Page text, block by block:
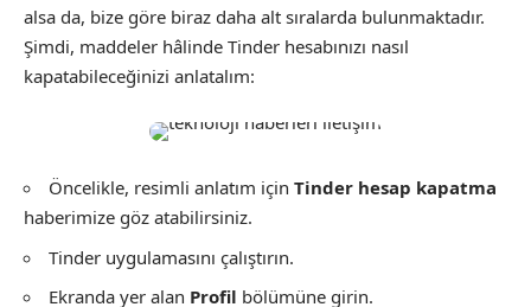
alsa da, bize göre biraz daha alt sıralarda bulunmaktadır.
Şimdi, maddeler hâlinde Tinder hesabınızı nasıl
kapatabileceğinizi anlatalım:
Öncelikle, resimli anlatım için Tinder hesap kapatma
haberimize göz atabilirsiniz.
Tinder uygulamasını çalıştırın.
Ekranda yer alan Profil bölümüne girin.